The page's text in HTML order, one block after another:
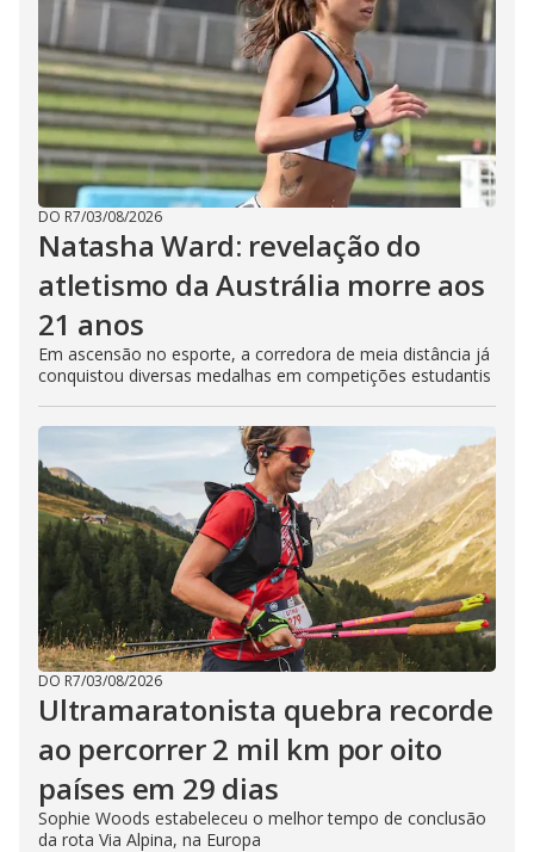
DO R7/03/08/2026
Natasha Ward: revelação do
atletismo da Austrália morre aos
21 anos
Em ascensão no esporte, a corredora de meia distância já
conquistou diversas medalhas em competições estudantis
DO R7/03/08/2026
Ultramaratonista quebra recorde
ao percorrer 2 mil km por oito
países em 29 dias
Sophie Woods estabeleceu o melhor tempo de conclusão
da rota Via Alpina, na Europa